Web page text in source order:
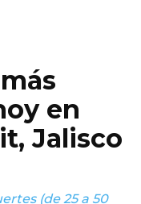
en
Jalisco
(de 25 a 50